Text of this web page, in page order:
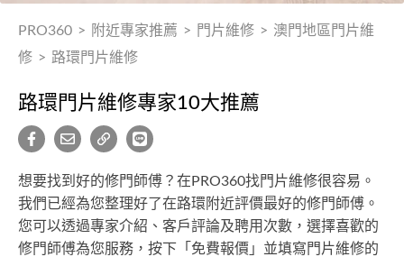
PRO360 > 附近專家推薦 > 門片維修 > 澳門地區門片維
修 > 路環門片維修
路環門片維修專家10大推薦
想要找到好的修門師傅？在PRO360找門片維修很容易。
我們已經為您整理好了在路環附近評價最好的修門師傅。
您可以透過專家介紹、客戶評論及聘用次數，選擇喜歡的
修門師傅為您服務，按下「免費報價」並填寫門片維修的